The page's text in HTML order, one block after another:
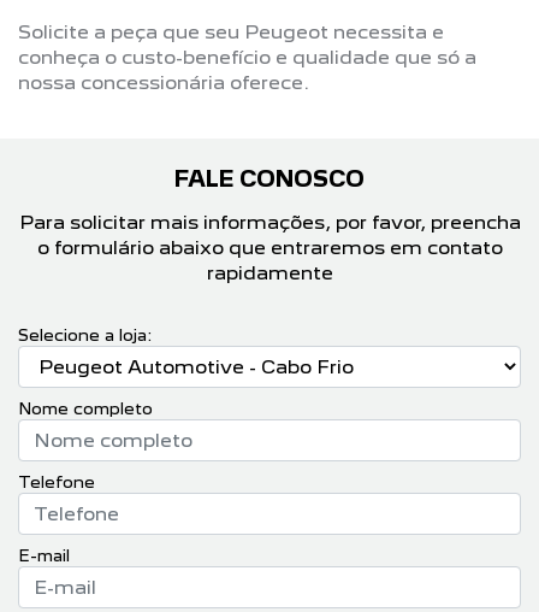
Solicite a peça que seu Peugeot necessita e
conheça o custo-benefício e qualidade que só a
nossa concessionária oferece.
FALE CONOSCO
Para solicitar mais informações, por favor, preencha
o formulário abaixo que entraremos em contato
rapidamente
Selecione a loja:
Nome completo
Telefone
E-mail